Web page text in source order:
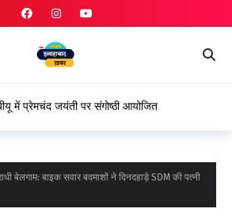
में प्रेमचंद जयंती पर संगोष्ठी आयोजित
बेलगाम: बाइक सवार बदमाशों ने दिनदहाड़े SDM की पत्नी